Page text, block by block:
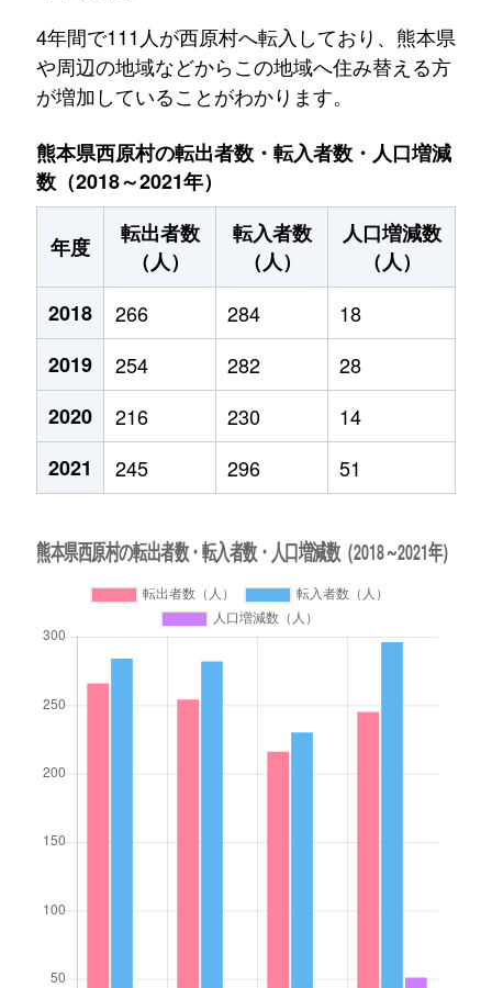
4年間で111人が西原村へ転入しており、熊本県
や周辺の地域などからこの地域へ住み替える方
が増加していることがわかります。
熊本県西原村の転出者数・転入者数・人口増減
数（2018～2021年）
年度
転出者数
（人）
転入者数
（人）
人口増減数
（人）
2018
266 284
18
2019
254 282
28
2020
216 230
14
2021
245 296 51